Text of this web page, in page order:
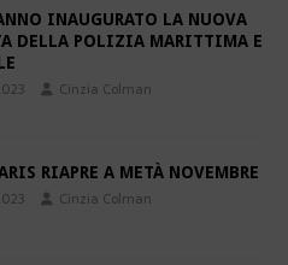
INAUGURATO LA NUOVA
DELLA POLIZIA MARITTIMA E
Cinzia Colman
RIAPRE A METÀ NOVEMBRE
Cinzia Colman